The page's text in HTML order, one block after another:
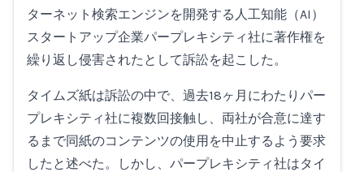
ターネット検索エンジンを開発する人工知能（AI）
スタートアップ企業パープレキシティ社に著作権を
繰り返し侵害されたとして訴訟を起こした。
タイムズ紙は訴訟の中で、過去18ヶ月にわたりパー
プレキシティ社に複数回接触し、両社が合意に達す
るまで同紙のコンテンツの使用を中止するよう要求
したと述べた。しかし、パープレキシティ社はタイ